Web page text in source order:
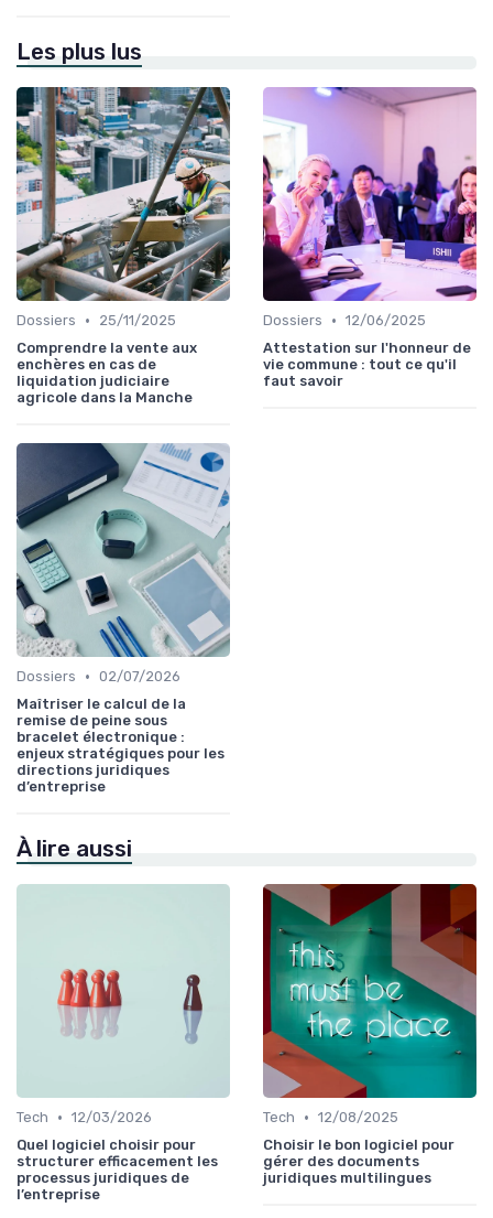
Les plus lus
Dossiers •
25/11/2025
Comprendre la vente aux
enchères en cas de
liquidation judiciaire
agricole dans la Manche
Dossiers • 12/06/2025
Attestation sur l'honneur de
vie commune : tout ce qu'il
faut savoir
Dossiers • 02/07/2026
Maîtriser le calcul de la
remise de peine sous
bracelet électronique :
enjeux stratégiques pour les
directions juridiques
d’entreprise
À lire aussi
Tech • 12/03/2026
Quel logiciel choisir pour
structurer efficacement les
processus juridiques de
l’entreprise
Tech • 12/08/2025
Choisir le bon logiciel pour
gérer des documents
juridiques multilingues